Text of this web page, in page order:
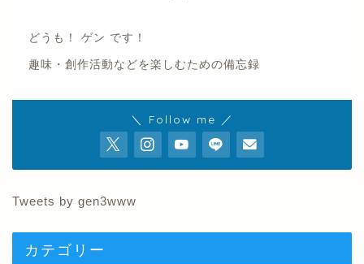
どうも！ ゲン です！
趣味・創作活動などを楽しむための備忘録
＼ Follow me ／
Tweets by gen3www
カテゴリー